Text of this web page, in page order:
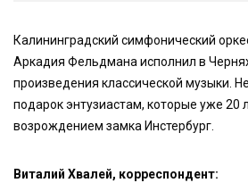
Калининградский симфонический
Аркадия Фельдмана исполнил в
произведения классической музыки.
подарок энтузиастам, которые уже 20
возрождением замка Инстербург.
Виталий Хвалей, корреспондент: